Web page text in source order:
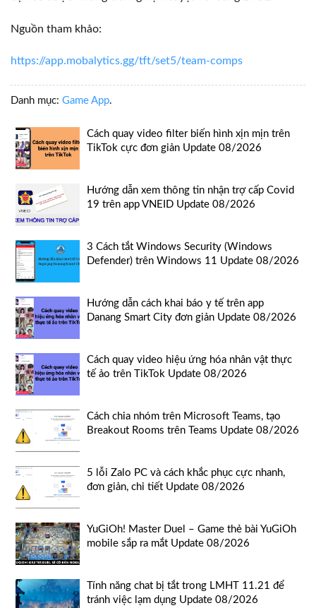
Nguồn tham khảo:
https://app.mobalytics.gg/tft/set5/team-comps
Danh mục: Game App.
Cách quay video filter biến hình xịn mịn trên
TikTok cực đơn giản Update 08/2026
Hướng dẫn xem thông tin nhận trợ cấp Covid
19 trên app VNEID Update 08/2026
3 Cách tắt Windows Security (Windows
Defender) trên Windows 11 Update 08/2026
Hướng dẫn cách khai báo y tế trên app
Danang Smart City đơn giản Update 08/2026
Cách quay video hiệu ứng hóa nhân vật thực
tế ảo trên TikTok Update 08/2026
Cách chia nhóm trên Microsoft Teams, tạo
Breakout Rooms trên Teams Update 08/2026
5 lỗi Zalo PC và cách khắc phục cực nhanh,
đơn giản, chi tiết Update 08/2026
YuGiOh! Master Duel – Game thẻ bài YuGiOh
mobile sắp ra mắt Update 08/2026
Tính năng chat bị tắt trong LMHT 11.21 để
tránh việc lạm dụng Update 08/2026